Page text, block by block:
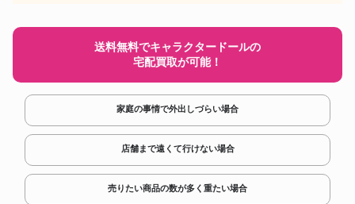
送料無料でキャラクタードールの
宅配買取が可能！
家庭の事情で外出しづらい場合
店舗まで遠くて行けない場合
売りたい商品の数が多く重たい場合